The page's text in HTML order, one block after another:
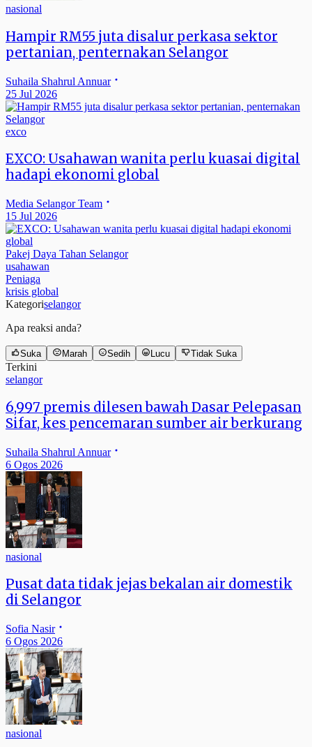
nasional
Hampir RM55 juta disalur perkasa sektor
pertanian, penternakan Selangor
Suhaila Shahrul Annuar
25 Jul 2026
exco
EXCO: Usahawan wanita perlu kuasai digital
hadapi ekonomi global
Media Selangor Team
15 Jul 2026
Pakej Daya Tahan Selangor
usahawan
Peniaga
krisis global
Kategoriselangor
Apa reaksi anda?
Suka Marah Sedih Lucu Tidak Suka
Terkini
selangor
6,997 premis dilesen bawah Dasar Pelepasan
Sifar, kes pencemaran sumber air berkurang
Suhaila Shahrul Annuar
6 Ogos 2026
nasional
Pusat data tidak jejas bekalan air domestik
di Selangor
Sofia Nasir
6 Ogos 2026
nasional